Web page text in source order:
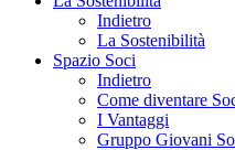
Indietro
La Sostenibilità
Spazio Soci
Indietro
Come diventare
I Vantaggi
Gruppo Giovani